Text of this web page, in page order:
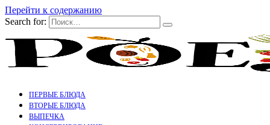
Перейти к содержанию
Search for:
ПЕРВЫЕ БЛЮДА
ВТОРЫЕ БЛЮДА
ВЫПЕЧКА